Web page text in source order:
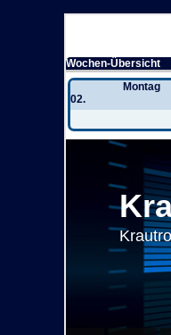
Wochen-Übersicht
Montag
02.